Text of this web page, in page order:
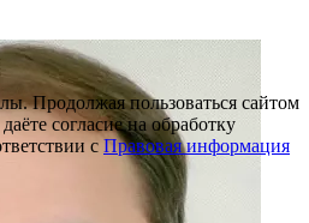
Продолжая пользоваться сайтом
согласие на обработку
с Правовая информация